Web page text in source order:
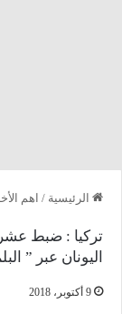
الرئيسية / اهم
تركيا : ضبط
اليونان عبر ”
9 أكتوبر، 2018